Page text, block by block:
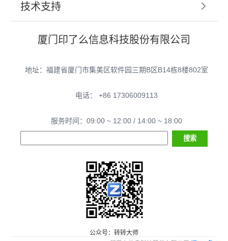
技术支持
厦门印了么信息科技股份有限公司
地址：福建省厦门市集美区软件园三期B区B14栋8楼802室
电话： +86 17306009113
服务时间：09:00 ~ 12:00 / 14:00 ~ 18:00
公众号：转转大师